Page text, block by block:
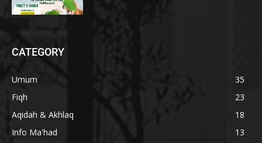
CATEGORY
Umum
35
Fiqh
23
Aqidah & Akhlaq
18
Info Ma'had
13